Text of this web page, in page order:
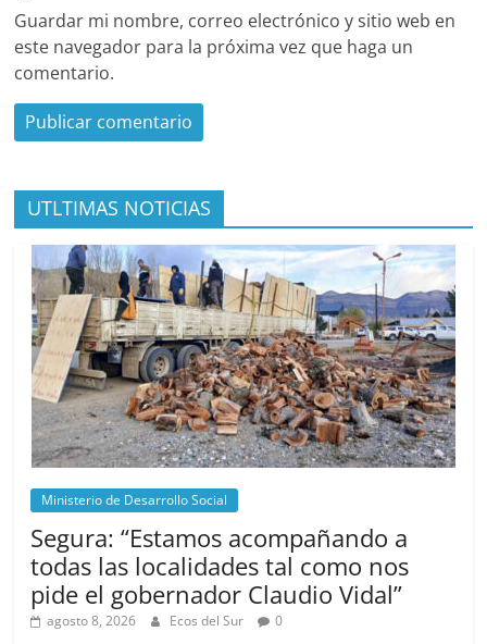
Guardar mi nombre, correo electrónico y sitio web en
este navegador para la próxima vez que haga un
comentario.
UTLTIMAS NOTICIAS
Ministerio de Desarrollo Social
Segura: “Estamos acompañando a
todas las localidades tal como nos
pide el gobernador Claudio Vidal”
agosto 8, 2026 Ecos del Sur 0